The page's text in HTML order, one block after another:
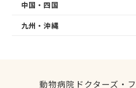
中国・四国
九州・沖縄
動物病院ドクターズ・フ